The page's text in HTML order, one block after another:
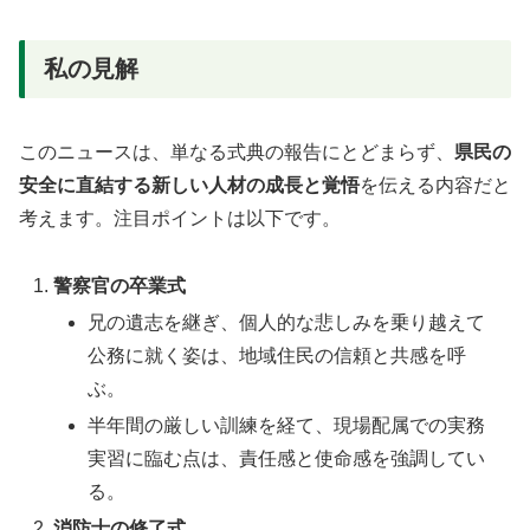
私の見解
このニュースは、単なる式典の報告にとどまらず、 県民の
安全に直結する新しい人材の成長と覚悟を伝える内容だと
考えます。注目ポイントは以下です。
警察官の卒業式
兄の遺志を継ぎ、個人的な悲しみを乗り越えて
公務に就く姿は、地域住民の信頼と共感を呼
ぶ。
半年間の厳しい訓練を経て、現場配属での実務
実習に臨む点は、責任感と使命感を強調してい
る。